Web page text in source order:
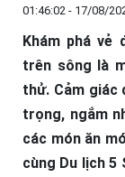
01:46:02 - 17/08/
Khám phá vẻ
trên sông là
thử. Cảm giác
trọng, ngắm
các món ăn
cùng Du lịch 5